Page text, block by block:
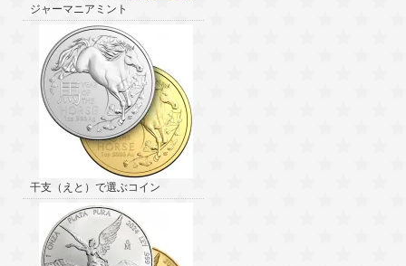
ジャーマニアミント
干支（えと）で選ぶコイン